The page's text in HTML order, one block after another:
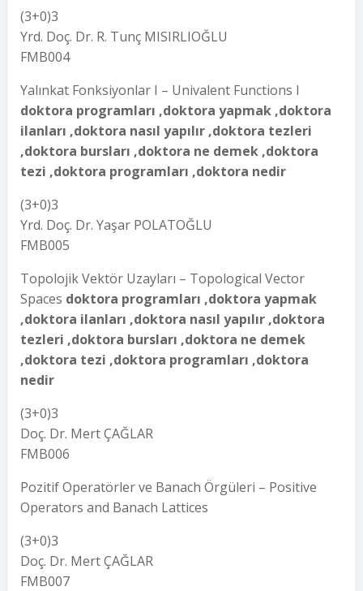
(3+0)3
Yrd. Doç. Dr. R. Tunç MISIRLIOĞLU
FMB004
Yalınkat Fonksiyonlar I – Univalent Functions I
doktora programları ,doktora yapmak ,doktora
ilanları ,doktora nasıl yapılır ,doktora tezleri
,doktora bursları ,doktora ne demek ,doktora
tezi ,doktora programları ,doktora nedir
(3+0)3
Yrd. Doç. Dr. Yaşar POLATOĞLU
FMB005
Topolojik Vektör Uzayları – Topological Vector
Spaces doktora programları ,doktora yapmak
,doktora ilanları ,doktora nasıl yapılır ,doktora
tezleri ,doktora bursları ,doktora ne demek
,doktora tezi ,doktora programları ,doktora
nedir
(3+0)3
Doç. Dr. Mert ÇAĞLAR
FMB006
Pozitif Operatörler ve Banach Örgüleri – Positive
Operators and Banach Lattices
(3+0)3
Doç. Dr. Mert ÇAĞLAR
FMB007